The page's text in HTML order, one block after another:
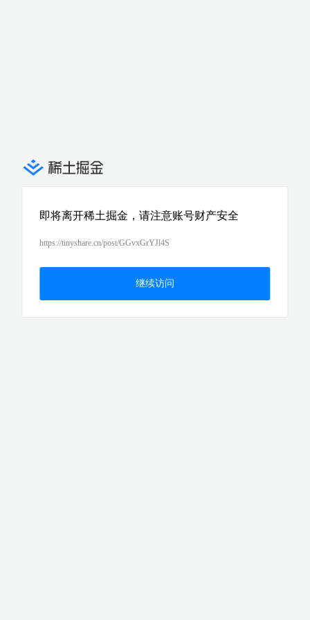
即将离开稀土掘金，请注意账号财产安全
https://tinyshare.cn/post/GGvxGrYJl4S
继续访问